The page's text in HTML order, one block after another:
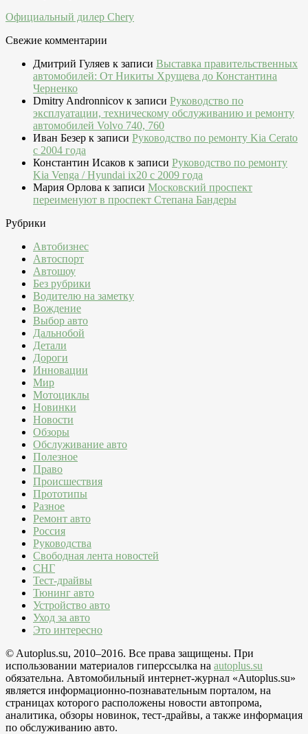
Официальный дилер Chery
Свежие комментарии
Дмитрий Гуляев к записи Выставка правительственных
автомобилей: От Никиты Хрущева до Константина
Черненко
Dmitry Andronnicov к записи Руководство по
эксплуатации, техническому обслуживанию и ремонту
автомобилей Volvo 740, 760
Иван Безер к записи Руководство по ремонту Kia Cerato
c 2004 года
Константин Исаков к записи Руководство по ремонту
Kia Venga / Hyundai ix20 c 2009 года
Мария Орлова к записи Московский проспект
переименуют в проспект Степана Бандеры
Рубрики
Автобизнес
Автоспорт
Автошоу
Без рубрики
Водителю на заметку
Вождение
Выбор авто
Дальнобой
Детали
Дороги
Инновации
Мир
Мотоциклы
Новинки
Новости
Обзоры
Обслуживание авто
Полезное
Право
Происшествия
Прототипы
Разное
Ремонт авто
Россия
Руководства
Свободная лента новостей
СНГ
Тест-драйвы
Тюнинг авто
Устройство авто
Уход за авто
Это интересно
© Autoplus.su, 2010–2016. Все права защищены. При
использовании материалов гиперссылка на autoplus.su
обязательна. Автомобильный интернет-журнал «Autoplus.su»
является информационно-познавательным порталом, на
страницах которого расположены новости автопрома,
аналитика, обзоры новинок, тест-драйвы, а также информация
по обслуживанию авто.